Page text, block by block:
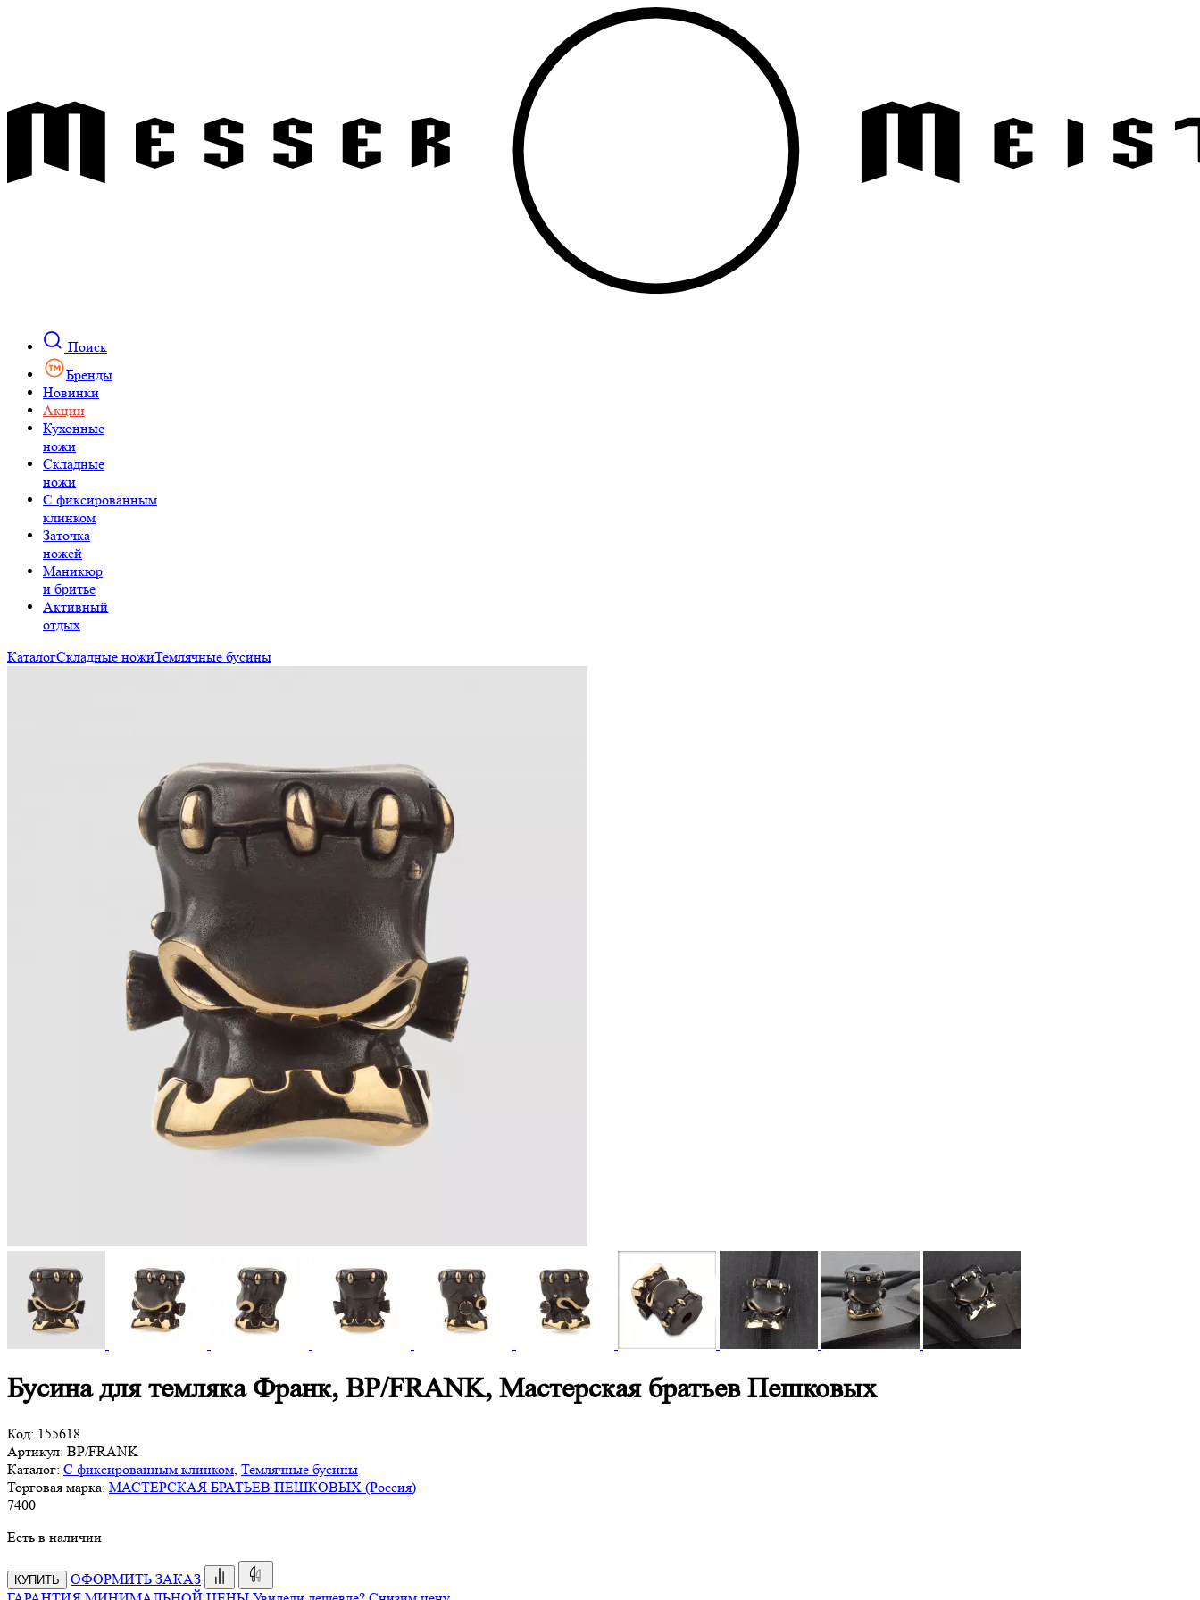
Поиск
Бренды
Новинки
Акции
Кухонные
ножи
Складные
ножи
C фиксированным
клинком
Заточка
ножей
Маникюр
и бритье
Активный
отдых
КаталогСкладные ножиТемлячные бусины
Бусина для темляка Франк, BP/FRANK, Мастерская братьев Пешковых
Код: 155618
Артикул: BP/FRANK
Каталог: С фиксированным клинком Темлячные бусины
Торговая марка: МАСТЕРСКАЯ БРАТЬЕВ ПЕШКОВЫХ (Россия)
7400
Есть в наличии
КУПИТЬ
ОФОРМИТЬ ЗАКАЗ